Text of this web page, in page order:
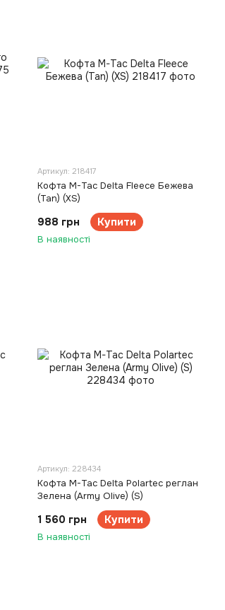
Артикул: 218417
Кофта M-Tac Delta Fleece Бежева
(Tan) (XS)
988 грн Купити
В наявності
Артикул: 228434
Кофта M-Tac Delta Polartec реглан
Зелена (Army Olive) (S)
1 560 грн Купити
В наявності